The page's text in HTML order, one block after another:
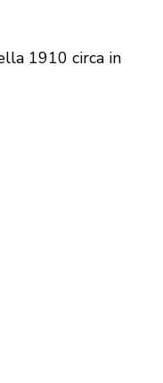
1910 circa in